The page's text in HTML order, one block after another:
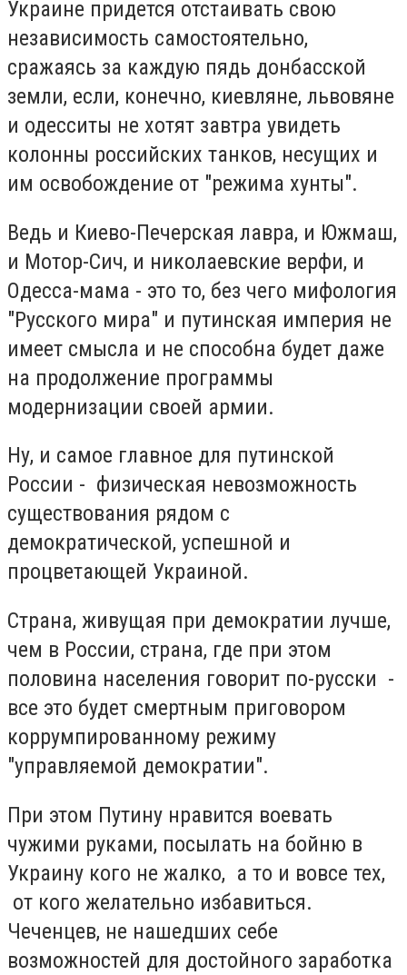
Украине придется отстаивать свою
независимость самостоятельно,
сражаясь за каждую пядь донбасской
земли, если, конечно, киевляне, львовяне
и одесситы не хотят завтра увидеть
колонны российских танков, несущих и
им освобождение от "режима хунты".
Ведь и Киево-Печерская лавра, и Южмаш,
и Мотор-Сич, и николаевские верфи, и
Одесса-мама - это то, без чего мифология
"Русского мира" и путинская империя не
имеет смысла и не способна будет даже
на продолжение программы
модернизации своей армии.
Ну, и самое главное для путинской
России - физическая невозможность
существования рядом с
демократической, успешной и
процветающей Украиной.
Страна, живущая при демократии лучше,
чем в России, страна, где при этом
половина населения говорит по-русски -
все это будет смертным приговором
коррумпированному режиму
"управляемой демократии".
При этом Путину нравится воевать
чужими руками, посылать на бойню в
Украину кого не жалко, а то и вовсе тех,
от кого желательно избавиться.
Чеченцев, не нашедших себе
возможностей для достойного заработка